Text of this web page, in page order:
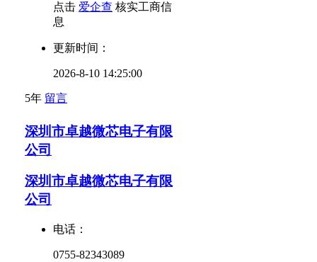
点击 爱企查 核实工商信
息
更新时间：
2026-8-10 14:25:00
5年 留言
深圳市卓越微芯电子有限
公司
深圳市卓越微芯电子有限
公司
电话：
0755-82343089